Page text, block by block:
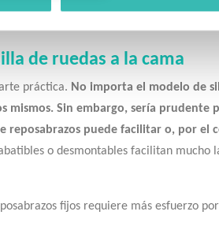
comodidad y adaptabilidad.
de ruedas a la cama
práctica. No importa el modelo de
mismos. Sin embargo, sería prudente
reposabrazos puede facilitar o, por el
o desmontables facilitan
fijos requiere más esfuerzo